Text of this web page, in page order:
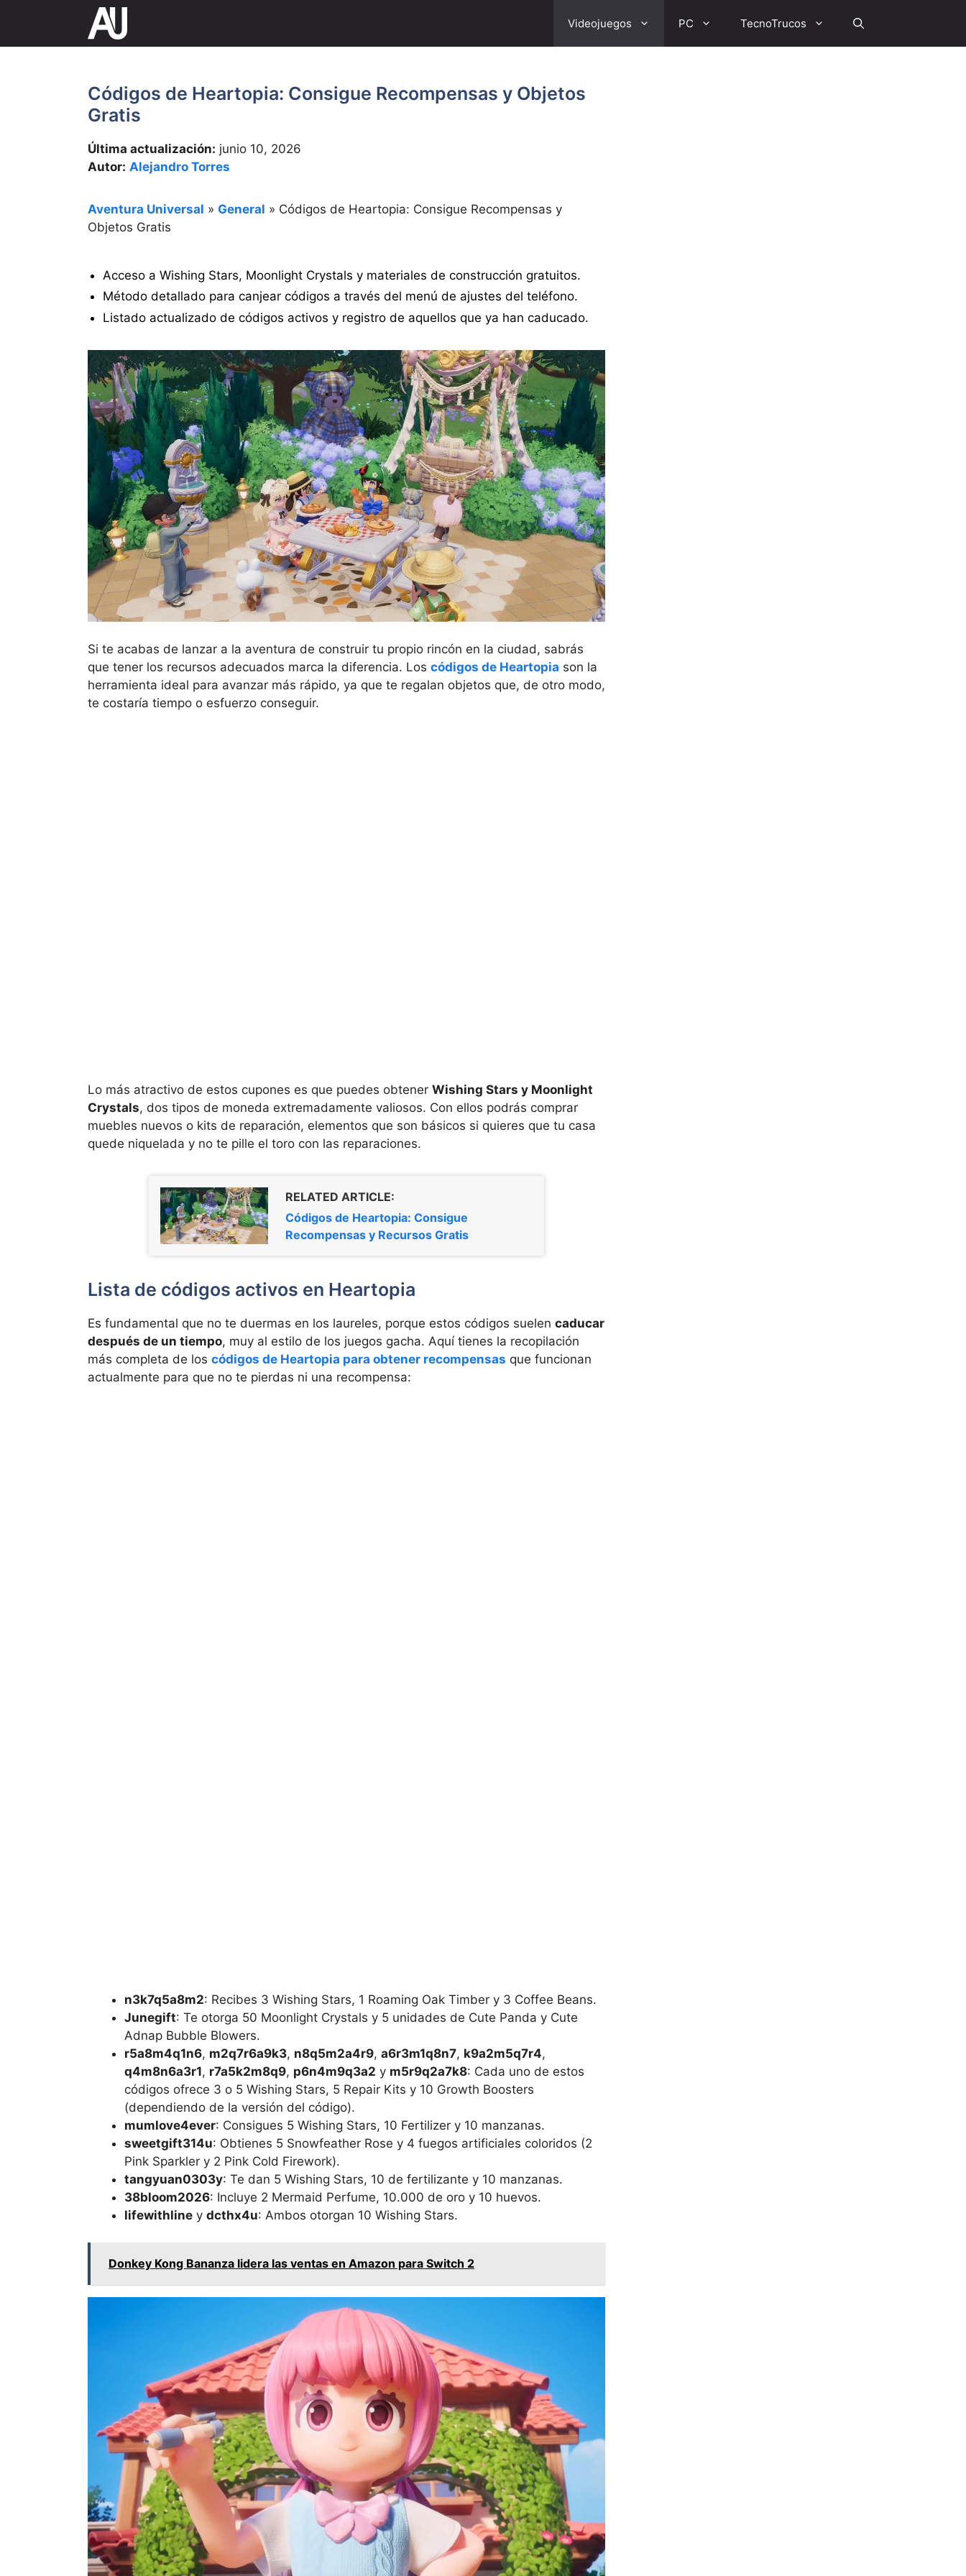
contenido
Videojuegos PC TecnoTrucos
Códigos de Heartopia: Consigue Recompensas y Objetos
Gratis
Última actualización: junio 10, 2026
Autor: Alejandro Torres
Aventura Universal » General » Códigos de Heartopia: Consigue Recompensas y
Objetos Gratis
Acceso a Wishing Stars, Moonlight Crystals y materiales de construcción gratuitos.
Método detallado para canjear códigos a través del menú de ajustes del teléfono.
Listado actualizado de códigos activos y registro de aquellos que ya han caducado.
Si te acabas de lanzar a la aventura de construir tu propio rincón en la ciudad, sabrás
que tener los recursos adecuados marca la diferencia. Los códigos de Heartopia son la
herramienta ideal para avanzar más rápido, ya que te regalan objetos que, de otro modo,
te costaría tiempo o esfuerzo conseguir.
Lo más atractivo de estos cupones es que puedes obtener Wishing Stars y Moonlight
Crystals, dos tipos de moneda extremadamente valiosos. Con ellos podrás comprar
muebles nuevos o kits de reparación, elementos que son básicos si quieres que tu casa
quede niquelada y no te pille el toro con las reparaciones.
RELATED ARTICLE:
Códigos de Heartopia: Consigue
Recompensas y Recursos Gratis
Lista de códigos activos en Heartopia
Es fundamental que no te duermas en los laureles, porque estos códigos suelen caducar
después de un tiempo, muy al estilo de los juegos gacha. Aquí tienes la recopilación
más completa de los códigos de Heartopia para obtener recompensas que funcionan
actualmente para que no te pierdas ni una recompensa:
n3k7q5a8m2: Recibes 3 Wishing Stars, 1 Roaming Oak Timber y 3 Coffee Beans.
Junegift: Te otorga 50 Moonlight Crystals y 5 unidades de Cute Panda y Cute
Adnap Bubble Blowers.
r5a8m4q1n6, m2q7r6a9k3, n8q5m2a4r9, a6r3m1q8n7, k9a2m5q7r4,
q4m8n6a3r1, r7a5k2m8q9, p6n4m9q3a2 y m5r9q2a7k8: Cada uno de estos
códigos ofrece 3 o 5 Wishing Stars, 5 Repair Kits y 10 Growth Boosters
(dependiendo de la versión del código).
mumlove4ever: Consigues 5 Wishing Stars, 10 Fertilizer y 10 manzanas.
sweetgift314u: Obtienes 5 Snowfeather Rose y 4 fuegos artificiales coloridos (2
Pink Sparkler y 2 Pink Cold Firework).
tangyuan0303y: Te dan 5 Wishing Stars, 10 de fertilizante y 10 manzanas.
38bloom2026: Incluye 2 Mermaid Perfume, 10.000 de oro y 10 huevos.
lifewithline y dcthx4u: Ambos otorgan 10 Wishing Stars.
Donkey Kong Bananza lidera las ventas en Amazon para Switch 2